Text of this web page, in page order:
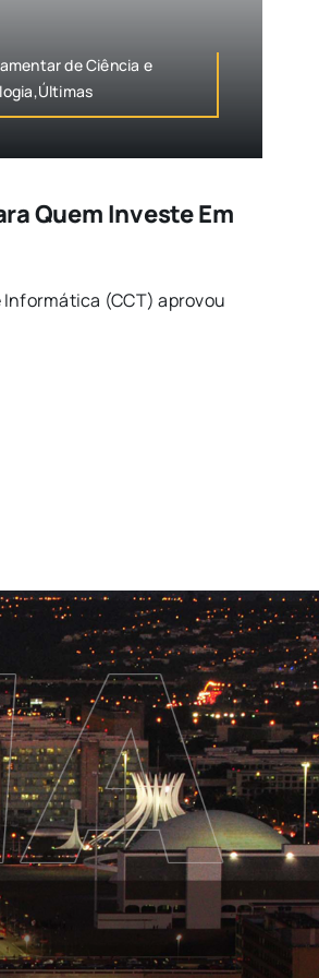
de Ciência e
Quem Investe Em
Informática (CCT) aprovou